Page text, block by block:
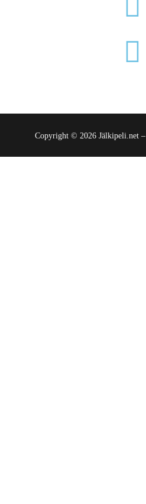
Copyright © 2026 Jälkipeli.net –